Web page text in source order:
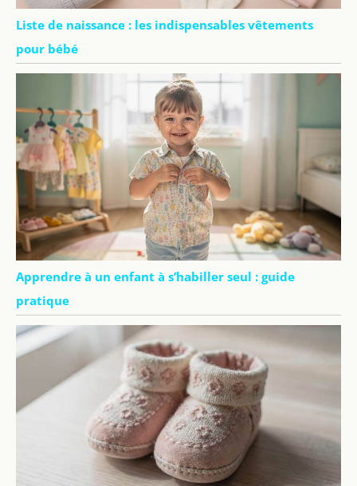
Liste de naissance : les indispensables vêtements
pour bébé
Apprendre à un enfant à s’habiller seul : guide
pratique